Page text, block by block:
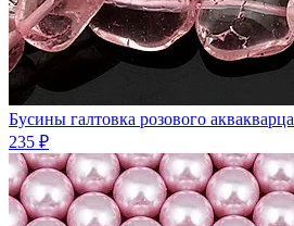
Бусины галтовка розового аквакварца
235 ₽